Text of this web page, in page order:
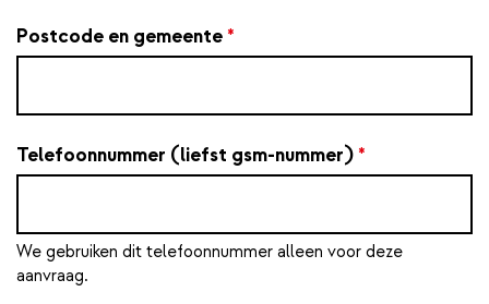
Postcode en gemeente *
Telefoonnummer (liefst gsm-nummer) *
We gebruiken dit telefoonnummer alleen voor deze
aanvraag.